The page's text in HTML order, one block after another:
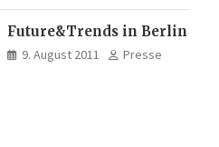
Future&Trends in Berlin
9. August 2011 Presse